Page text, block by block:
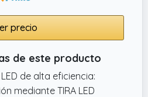
precio
de este producto
de alta eficiencia:
mediante TIRA LED